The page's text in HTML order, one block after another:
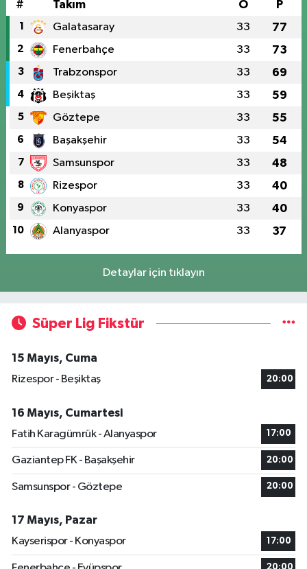
# Takım O P
1 Galatasaray 33 77
2 Fenerbahçe 33 73
3 Trabzonspor 33 69
4 Beşiktaş 33 59
5 Göztepe 33 55
6 Başakşehir 33 54
7 Samsunspor 33 48
8 Rizespor 33 40
9 Konyaspor 33 40
10 Alanyaspor 33 37
Detaylar için tıklayın
Süper Lig Fikstür
15 Mayıs, Cuma
Rizespor - Beşiktaş
20:00
16 Mayıs, Cumartesi
Fatih Karagümrük - Alanyaspor
17:00
Gaziantep FK - Başakşehir 20:00
Samsunspor - Göztepe 20:00
17 Mayıs, Pazar
Kayserispor - Konyaspor
17:00